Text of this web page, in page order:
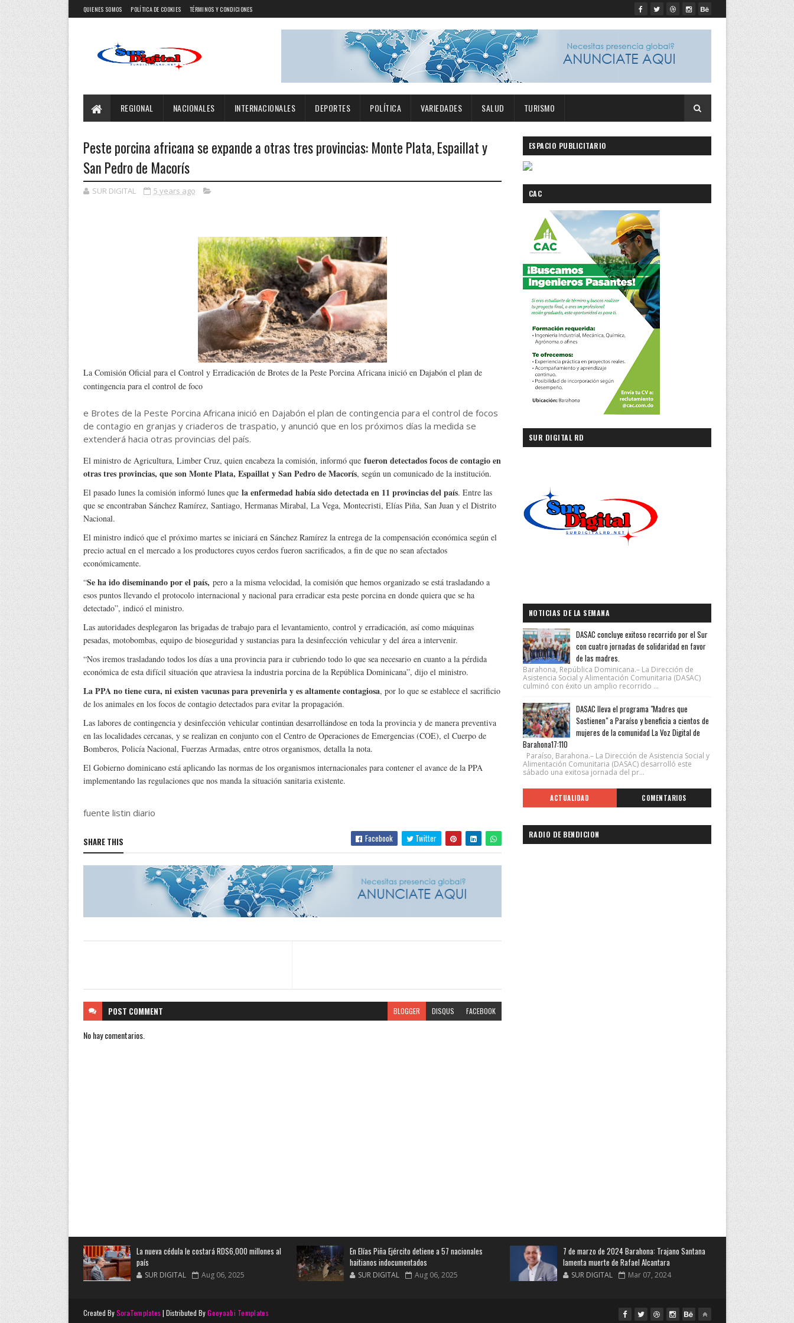
QUIENES SOMOS POLÍTICA DE COOKIES TÉRMINOS Y CONDICIONES
REGIONAL NACIONALES INTERNACIONALES DEPORTES POLÍTICA VARIEDADES SALUD TURISMO
Peste porcina africana se expande a otras tres provincias: Monte Plata, Espaillat y
San Pedro de Macorís
SUR DIGITAL 5 years ago
La Comisión Oficial para el Control y Erradicación de Brotes de la Peste Porcina Africana inició en Dajabón el plan de
contingencia para el control de foco
e Brotes de la Peste Porcina Africana inició en Dajabón el plan de contingencia para el control de focos
de contagio en granjas y criaderos de traspatio, y anunció que en los próximos días la medida se
extenderá hacia otras provincias del país.
El ministro de Agricultura, Limber Cruz, quien encabeza la comisión, informó que fueron detectados focos de contagio en
otras tres provincias, que son Monte Plata, Espaillat y San Pedro de Macorís, según un comunicado de la institución.
El pasado lunes la comisión informó lunes que la enfermedad había sido detectada en 11 provincias del país. Entre las
que se encontraban Sánchez Ramírez, Santiago, Hermanas Mirabal, La Vega, Montecristi, Elías Piña, San Juan y el Distrito
Nacional.
El ministro indicó que el próximo martes se iniciará en Sánchez Ramírez la entrega de la compensación económica según el
precio actual en el mercado a los productores cuyos cerdos fueron sacrificados, a fin de que no sean afectados
económicamente.
“Se ha ido diseminando por el país, pero a la misma velocidad, la comisión que hemos organizado se está trasladando a
esos puntos llevando el protocolo internacional y nacional para erradicar esta peste porcina en donde quiera que se ha
detectado”, indicó el ministro.
Las autoridades desplegaron las brigadas de trabajo para el levantamiento, control y erradicación, así como máquinas
pesadas, motobombas, equipo de bioseguridad y sustancias para la desinfección vehicular y del área a intervenir.
“Nos iremos trasladando todos los días a una provincia para ir cubriendo todo lo que sea necesario en cuanto a la pérdida
económica de esta difícil situación que atraviesa la industria porcina de la República Dominicana”, dijo el ministro.
La PPA no tiene cura, ni existen vacunas para prevenirla y es altamente contagiosa, por lo que se establece el sacrificio
de los animales en los focos de contagio detectados para evitar la propagación.
Las labores de contingencia y desinfección vehicular continúan desarrollándose en toda la provincia y de manera preventiva
en las localidades cercanas, y se realizan en conjunto con el Centro de Operaciones de Emergencias (COE), el Cuerpo de
Bomberos, Policía Nacional, Fuerzas Armadas, entre otros organismos, detalla la nota.
El Gobierno dominicano está aplicando las normas de los organismos internacionales para contener el avance de la PPA
implementando las regulaciones que nos manda la situación sanitaria existente.
fuente listin diario
SHARE THIS Facebook Twitter
POST COMMENT BLOGGER DISQUS FACEBOOK
No hay comentarios.
ESPACIO PUBLICITARIO
CAC
SUR DIGITAL RD
NOTICIAS DE LA SEMANA
DASAC concluye exitoso recorrido por el Sur
con cuatro jornadas de solidaridad en favor
de las madres.
Barahona, República Dominicana.– La Dirección de
Asistencia Social y Alimentación Comunitaria (DASAC)
culminó con éxito un amplio recorrido ...
DASAC lleva el programa "Madres que
Sostienen" a Paraíso y beneficia a cientos de
mujeres de la comunidad La Voz Digital de
Barahona17:110
Paraíso, Barahona.– La Dirección de Asistencia Social y
Alimentación Comunitaria (DASAC) desarrolló este
sábado una exitosa jornada del pr...
ACTUALIDAD COMENTARIOS
RADIO DE BENDICION
La nueva cédula le costará RD$6,000 millones al
país
SUR DIGITAL Aug 06, 2025
En Elías Piña Ejército detiene a 57 nacionales
haitianos indocumentados
SUR DIGITAL Aug 06, 2025
7 de marzo de 2024 Barahona: Trajano Santana
lamenta muerte de Rafael Alcantara
SUR DIGITAL Mar 07, 2024
Created BySoraTemplates | Distributed ByGooyaabi Templates